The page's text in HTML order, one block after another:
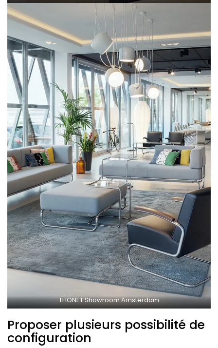
THONET Showroom Amsterdam
Proposer plusieurs possibilité de
configuration